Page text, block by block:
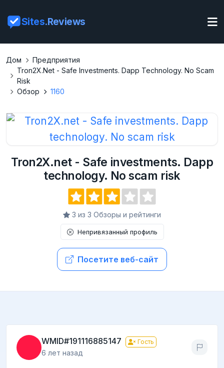
Sites.Reviews
Дом
Предприятия
Tron2X.net - Safe Investments. Dapp Technology. No Scam
Risk
Обзор
1160
Tron2X.net - Safe investments. Dapp
technology. No scam risk
3 из 3 Обзоры и рейтинги
Непривязанный профиль
Посетите веб-сайт
WMID#191116885147 Гость
6 лет назад